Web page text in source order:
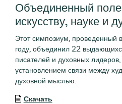
Объединенный
искусству, науке и
Этот симпозиум, проведенный
году, объединил 22
писателей и духовных
установлением связи между
духовной мыслью.
Скачать